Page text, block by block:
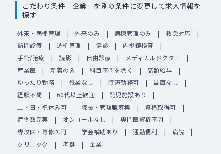
こだわり条件「企業」を別の条件に変更して求人情報を
探す
外来・病棟管理 外来のみ 病棟管理のみ
救急対応
訪問診療
透析管理 健診
内視鏡検査
手術/治療
読影 自由診療
メディカルドクター
産業医
新着のみ 科目不問を除く
高額給与
ゆったり勤務
残業なし 時短勤務可
当直なし
経験不問
60代以上歓迎
託児施設あり
土・日・祝休み可
院長・管理職募集
資格取得可
症例数充実
オンコールなし
専門医資格不問
専攻医・専修医可
学会補助あり 通勤便利
病院
クリニック
老健 企業